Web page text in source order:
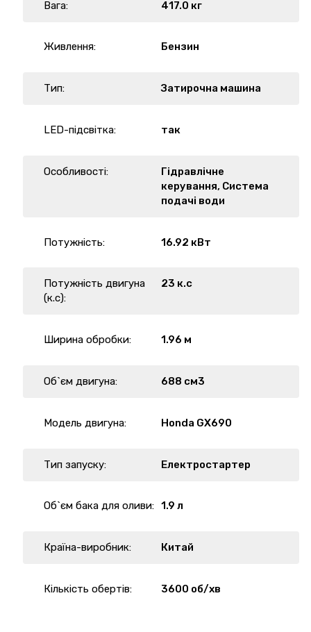
Вага: 417.0 кг
Живлення: Бензин
Тип: Затирочна машина
LED-підсвітка: так
Особливості:
Гідравлічне
керування, Система
подачі води
Потужність: 16.92 кВт
Потужність двигуна
(к.с):
23 к.с
Ширина обробки: 1.96 м
Об`єм двигуна: 688 см3
Модель двигуна: Honda GX690
Тип запуску: Електростартер
Об`єм бака для оливи: 1.9 л
Країна-виробник: Китай
Кількість обертів: 3600 об/хв